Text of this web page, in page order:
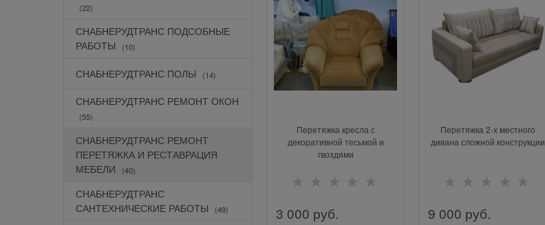
(22)
СНАБНЕРУДТРАНС ПОДСОБНЫЕ
РАБОТЫ
(10)
СНАБНЕРУДТРАНС ПОЛЫ (14)
СНАБНЕРУДТРАНС РЕМОНТ ОКОН
(55)
СНАБНЕРУДТРАНС РЕМОНТ
ПЕРЕТЯЖКА И РЕСТАВРАЦИЯ
МЕБЕЛИ
(40)
СНАБНЕРУДТРАНС
САНТЕХНИЧЕСКИЕ РАБОТЫ
(49)
Перетяжка кресла с
декоративной тесьмой и
гвоздями
3 000 руб.
Перетяжка 2-х местного
дивана сложной конструкции
9 000 руб.